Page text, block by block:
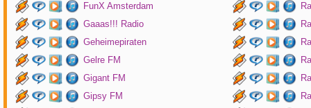
FunX Amsterdam
Gaaas!!! Radio
Geheimepiraten
Gelre FM
Gigant FM
Gipsy FM